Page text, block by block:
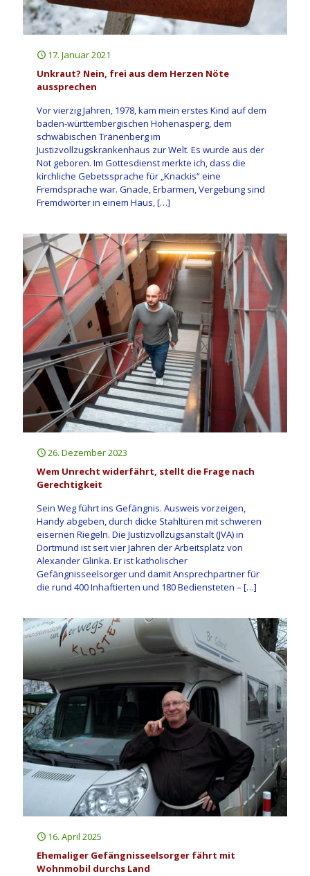
17. Januar 2021
Unkraut? Nein, frei aus dem Herzen Nöte
aussprechen
Vor vierzig Jahren, 1978, kam mein erstes Kind auf dem
baden-württembergischen Hohenasperg, dem
schwäbischen Tränenberg im
Justizvollzugskrankenhaus zur Welt. Es wurde aus der
Not geboren. Im Gottesdienst merkte ich, dass die
kirchliche Gebetssprache für „Knackis“ eine
Fremdsprache war. Gnade, Erbarmen, Vergebung sind
Fremdwörter in einem Haus,[…]
26. Dezember 2023
Wem Unrecht widerfährt, stellt die Frage nach
Gerechtigkeit
Sein Weg führt ins Gefängnis. Ausweis vorzeigen,
Handy abgeben, durch dicke Stahltüren mit schweren
eisernen Riegeln. Die Justizvollzugsanstalt (JVA) in
Dortmund ist seit vier Jahren der Arbeitsplatz von
Alexander Glinka. Er ist katholischer
Gefängnisseelsorger und damit Ansprechpartner für
die rund 400 Inhaftierten und 180 Bediensteten – […]
16. April 2025
Ehemaliger Gefängnisseelsorger fährt mit
Wohnmobil durchs Land